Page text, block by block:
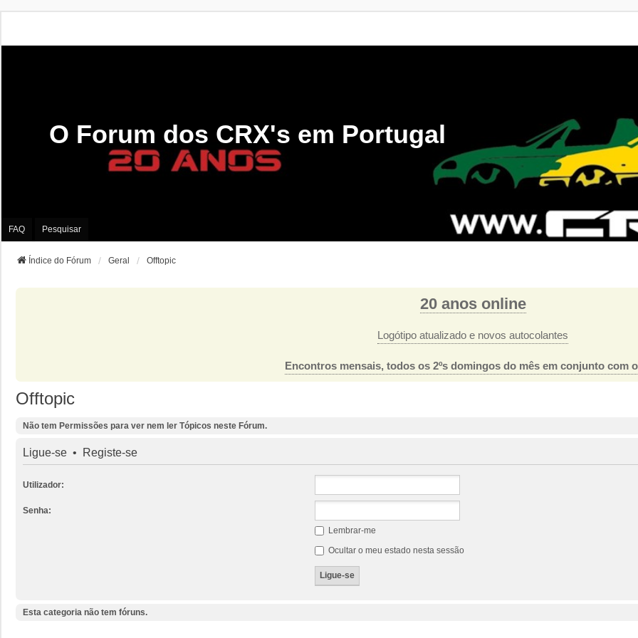
O Forum dos CRX's em Portugal
FAQ Pesquisar
Índice do Fórum Geral Offtopic
20 anos online
Logótipo atualizado e novos autocolantes
Encontros mensais, todos os 2ºs domingos do mês em conjunto com
Offtopic
Não tem Permissões para ver nem ler Tópicos neste Fórum.
Ligue-se • Registe-se
Utilizador:
Senha:
Lembrar-me
Ocultar o meu estado nesta sessão
Esta categoria não tem fóruns.